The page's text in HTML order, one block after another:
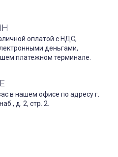
оплатой с НДС,
деньгами,
платежном терминале.
в нашем офисе по адресу г.
д. 2, стр. 2.